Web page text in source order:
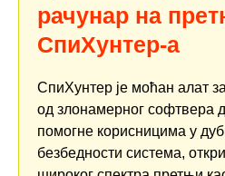
рачунар на
СпиХунтер-а
СпиХунтер је моћан алат
од злонамерног софтвера
помогне корисницима у
безбедности система,